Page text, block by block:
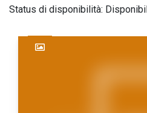
Status di disponibilità: